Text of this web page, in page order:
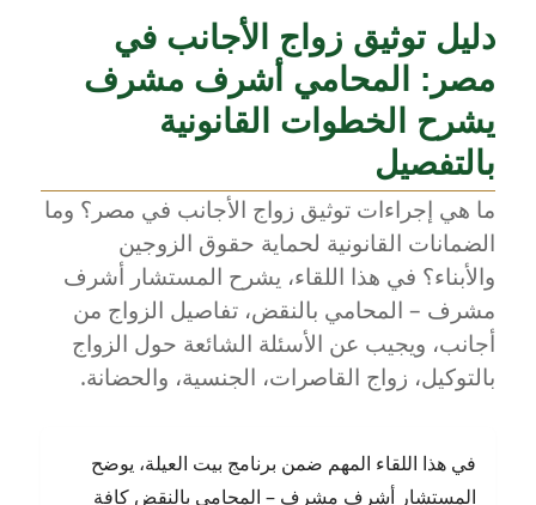
أطفال
الشوارع؟
رؤية
قانونية
من
المجتمع
المصري
–
المستشار
أشرف
مشرف
المحامي
بالنقض
دليل توثيق زواج الأجانب في
مصر: المحامي أشرف مشرف
يشرح الخطوات القانونية
بالتفصيل
ما هي إجراءات توثيق زواج الأجانب في مصر؟ وما
الضمانات القانونية لحماية حقوق الزوجين
والأبناء؟ في هذا اللقاء، يشرح المستشار أشرف
مشرف – المحامي بالنقض، تفاصيل الزواج من
أجانب، ويجيب عن الأسئلة الشائعة حول الزواج
بالتوكيل، زواج القاصرات، الجنسية، والحضانة.
في هذا اللقاء المهم ضمن برنامج بيت العيلة، يوضح
المستشار أشرف مشرف – المحامي بالنقض كافة